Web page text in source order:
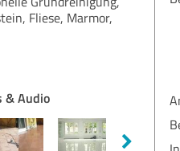
Fliese, Marmor,
& Audio